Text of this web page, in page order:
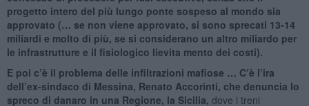
progetto intero del più lungo ponte sospeso al mondo sia
approvato (… se non viene approvato, si sono sprecati 13-14
miliardi e molto di più, se si considerano un altro miliardo per
le infrastrutture e il fisiologico lievita mento dei costi).
E poi c’è il problema delle infiltrazioni mafiose … C’è l’ira
dell’ex-sindaco di Messina, Renato Accorinti, che denuncia lo
spreco di danaro in una Regione, la Sicilia, dove i treni